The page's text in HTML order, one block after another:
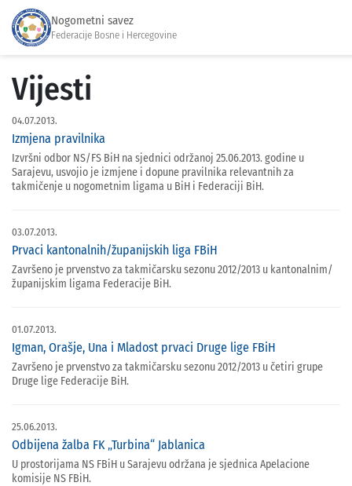
Nogometni savez
Federacije Bosne i Hercegovine
Vijesti
04.07.2013.
Izmjena pravilnika
Izvršni odbor NS/FS BiH na sjednici održanoj 25.06.2013. godine u
Sarajevu, usvojio je izmjene i dopune pravilnika relevantnih za
takmičenje u nogometnim ligama u BiH i Federaciji BiH.
03.07.2013.
Prvaci kantonalnih/županijskih liga FBiH
Završeno je prvenstvo za takmičarsku sezonu 2012/2013 u kantonalnim/
županijskim ligama Federacije BiH.
01.07.2013.
Igman, Orašje, Una i Mladost prvaci Druge lige FBiH
Završeno je prvenstvo za takmičarsku sezonu 2012/2013 u četiri grupe
Druge lige Federacije BiH.
25.06.2013.
Odbijena žalba FK „Turbina“ Jablanica
U prostorijama NS FBiH u Sarajevu održana je sjednica Apelacione
komisije NS FBiH.